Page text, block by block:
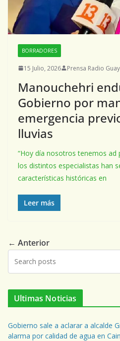
BORRADORES
15 Julio, 2026 Prensa Radio
Manouchehri
Gobierno por
emergencia
lluvias
“Hoy día nosotros tenemos
los distintos especialistas han
características históricas en
Leer más
← Anterior
Ultimas Noticias
Gobierno sale a aclarar a alcalde
alarma por calidad de agua en